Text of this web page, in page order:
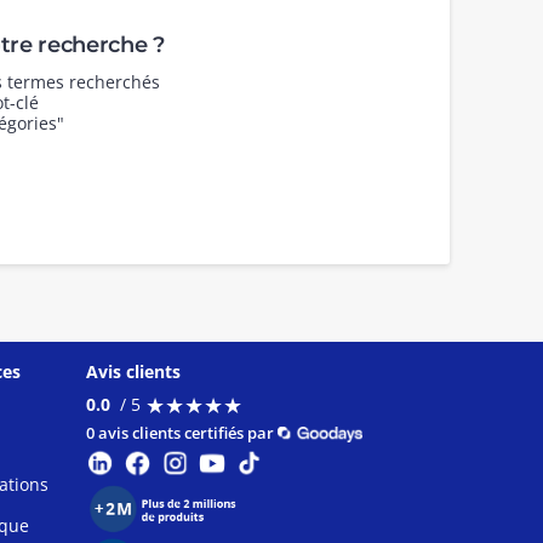
recherche ?
recherchés
clé
Avis clients
0.0 / 5 ★★★★★
★★★★★
0 avis clients certifiés par